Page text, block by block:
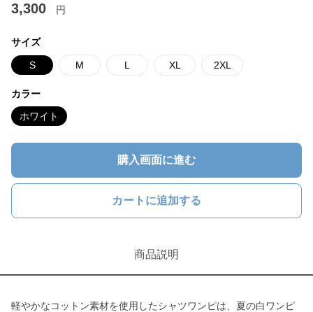
3,300 円
サイズ
S M L XL 2XL
カラー
ホワイト
購入画面に進む
カートに追加する
商品説明
軽やかなコットン素材を使用したシャツワンピは、夏の白ワンピ